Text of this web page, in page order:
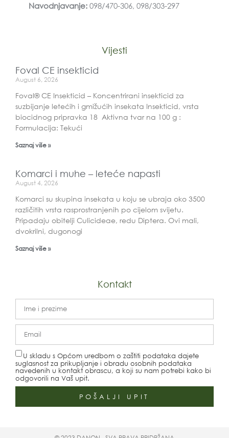
Navodnjavanje:098/470-306, 098/303-297
Vijesti
Foval CE insekticid
August 6, 2026
Foval® CE Insekticid – Koncentrirani insekticid za
suzbijanje letećih i gmižućih insekata Insekticid, vrsta
biocidnog pripravka 18 Aktivna tvar na 100 g :
Formulacija: Tekući
Saznaj više »
Komarci i muhe – leteće napasti
August 4, 2026
Komarci su skupina insekata u koju se ubraja oko 3500
različitih vrsta rasprostranjenih po cijelom svijetu.
Pripadaju obitelji Culicideae, redu Diptera. Ovi mali,
dvokrilni, dugonogi
Saznaj više »
Kontakt
U skladu s Općom uredbom o zaštiti podataka dajete
suglasnost za prikupljanje i obradu osobnih podataka
navedenih u kontakt obrascu, a koji su nam potrebi kako bi
odgovorili na Vaš upit.
POŠALJI UPIT